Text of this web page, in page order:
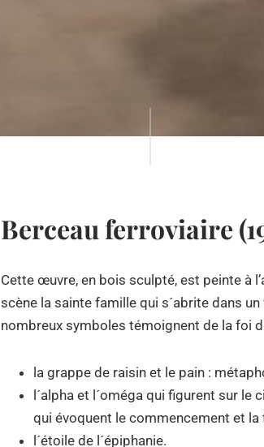
Berceau ferroviaire
Cette œuvre, en bois sculpté, est peinte à
scène la sainte famille qui s´abrite dans
nombreux symboles témoignent de la foi
la grappe de raisin et le pain :
l´alpha et l´oméga qui figurent sur
qui évoquent le commencement et la
l´étoile de l´épiphanie.